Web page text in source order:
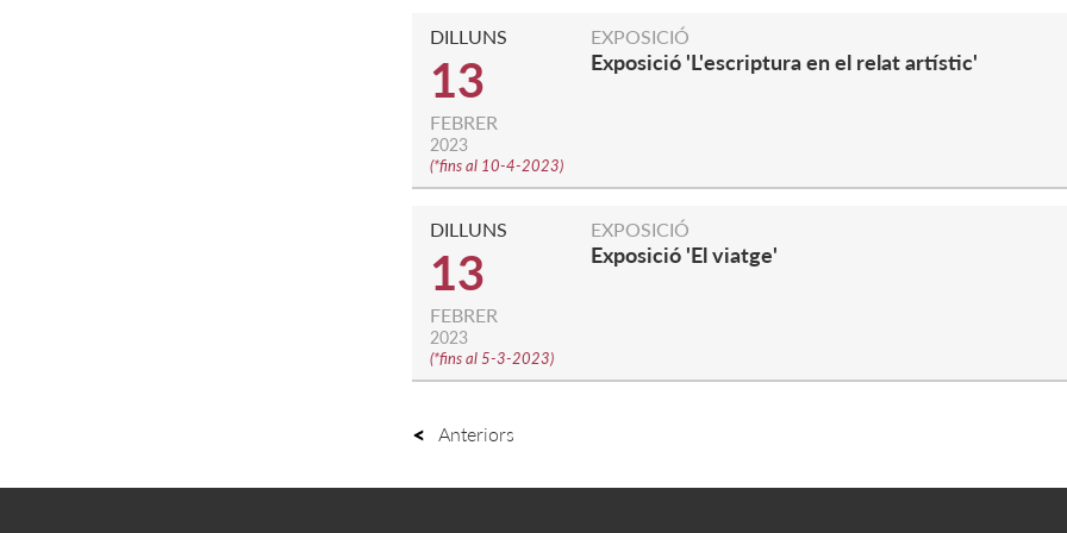
DILLUNS
13
FEBRER
2023
(*fins al 10-4-2023)
EXPOSICIÓ
Exposició 'L'escriptura en el relat artístic'
DILLUNS
13
FEBRER
2023
(*fins al 5-3-2023)
EXPOSICIÓ
Exposició 'El viatge'
Anteriors